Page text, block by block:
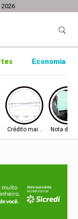
Economia
Crédito mais difícilNota do